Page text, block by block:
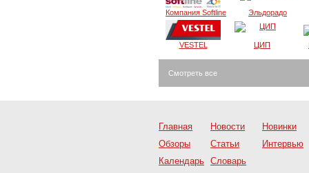
Компания Softline Эльдорадо
VESTEL ЦИП
Смотреть все
Главная Новости
Новинки
Обзоры
Статьи
Интервью
Календарь Словарь